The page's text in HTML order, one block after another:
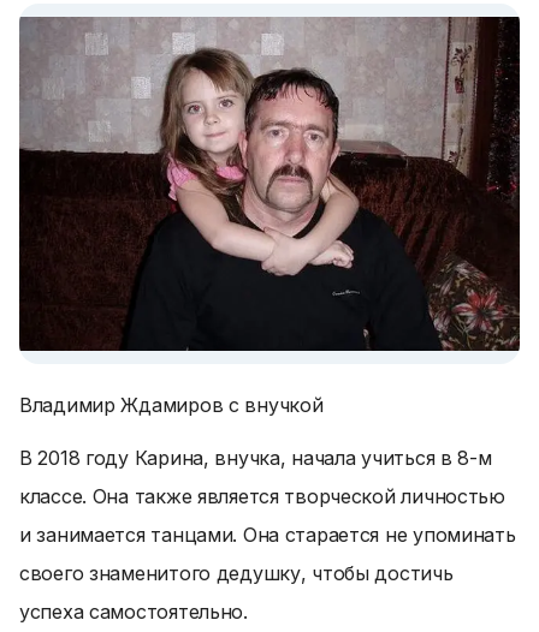
Владимир Ждамиров с внучкой
В 2018 году Карина, внучка, начала учиться в 8-м
классе. Она также является творческой личностью
и занимается танцами. Она старается не упоминать
своего знаменитого дедушку, чтобы достичь
успеха самостоятельно.